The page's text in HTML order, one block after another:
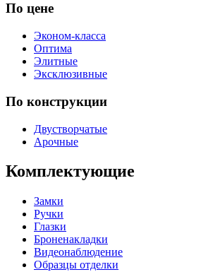
По цене
Эконом-класса
Оптима
Элитные
Эксклюзивные
По конструкции
Двустворчатые
Арочные
Комплектующие
Замки
Ручки
Глазки
Броненакладки
Видеонаблюдение
Образцы отделки